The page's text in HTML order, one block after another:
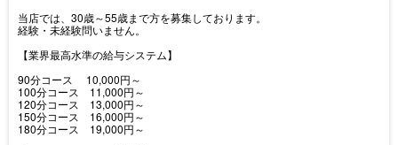
当店では、30歳～55歳まで方を募集しております。
経験・未経験問いません。
【業界最高水準の給与システム】
90分コース 10,000円～
100分コース 11,000円～
120分コース 13,000円～
150分コース 16,000円～
180分コース 19,000円～